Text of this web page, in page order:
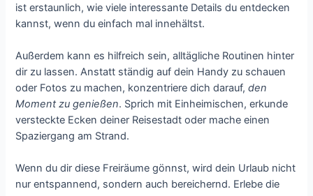
ist erstaunlich, wie viele interessante Details du entdecken
kannst, wenn du einfach mal innehältst.
Außerdem kann es hilfreich sein, alltägliche Routinen hinter
dir zu lassen. Anstatt ständig auf dein Handy zu schauen
oder Fotos zu machen, konzentriere dich darauf,den
Moment zu genießen. Sprich mit Einheimischen, erkunde
versteckte Ecken deiner Reisestadt oder mache einen
Spaziergang am Strand.
Wenn du dir diese Freiräume gönnst, wird dein Urlaub nicht
nur entspannend, sondern auch bereichernd. Erlebe die